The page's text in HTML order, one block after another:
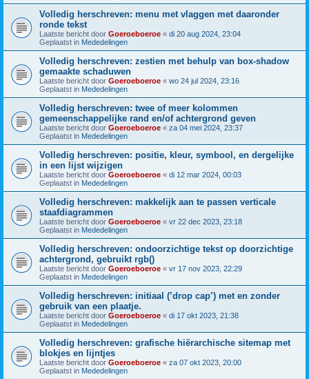
Volledig herschreven: menu met vlaggen met daaronder
ronde tekst
Laatste bericht door Goeroeboeroe « di 20 aug 2024, 23:04
Geplaatst in Mededelingen
Volledig herschreven: zestien met behulp van box-shadow
gemaakte schaduwen
Laatste bericht door Goeroeboeroe « wo 24 jul 2024, 23:16
Geplaatst in Mededelingen
Volledig herschreven: twee of meer kolommen
gemeenschappelijke rand en/of achtergrond geven
Laatste bericht door Goeroeboeroe « za 04 mei 2024, 23:37
Geplaatst in Mededelingen
Volledig herschreven: positie, kleur, symbool, en dergelijke
in een lijst wijzigen
Laatste bericht door Goeroeboeroe « di 12 mar 2024, 00:03
Geplaatst in Mededelingen
Volledig herschreven: makkelijk aan te passen verticale
staafdiagrammen
Laatste bericht door Goeroeboeroe « vr 22 dec 2023, 23:18
Geplaatst in Mededelingen
Volledig herschreven: ondoorzichtige tekst op doorzichtige
achtergrond, gebruikt rgb()
Laatste bericht door Goeroeboeroe « vr 17 nov 2023, 22:29
Geplaatst in Mededelingen
Volledig herschreven: initiaal (’drop cap’) met en zonder
gebruik van een plaatje.
Laatste bericht door Goeroeboeroe « di 17 okt 2023, 21:38
Geplaatst in Mededelingen
Volledig herschreven: grafische hiërarchische sitemap met
blokjes en lijntjes
Laatste bericht door Goeroeboeroe « za 07 okt 2023, 20:00
Geplaatst in Mededelingen